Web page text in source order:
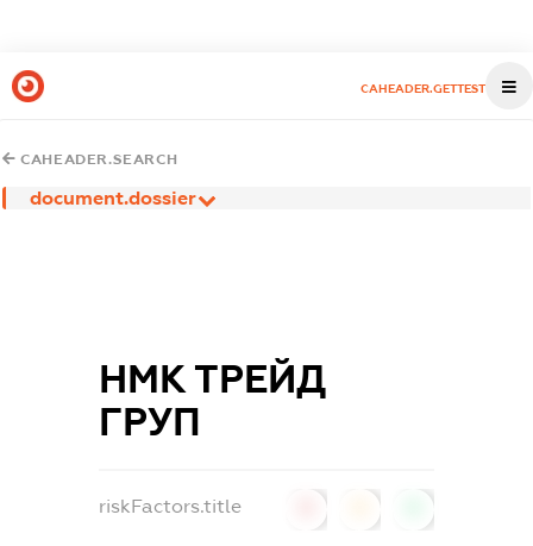
CAHEADER.GETTEST
CAHEADER.SEARCH
document.dossier
НМК ТРЕЙД
ГРУП
riskFactors.title